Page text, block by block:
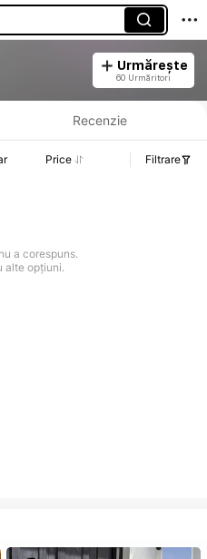
Urmărește
60 Urmăritori
detalii privind vânzările și stocul.
Recenzie
Price Filtrare
a corespuns.
alte opțiuni.